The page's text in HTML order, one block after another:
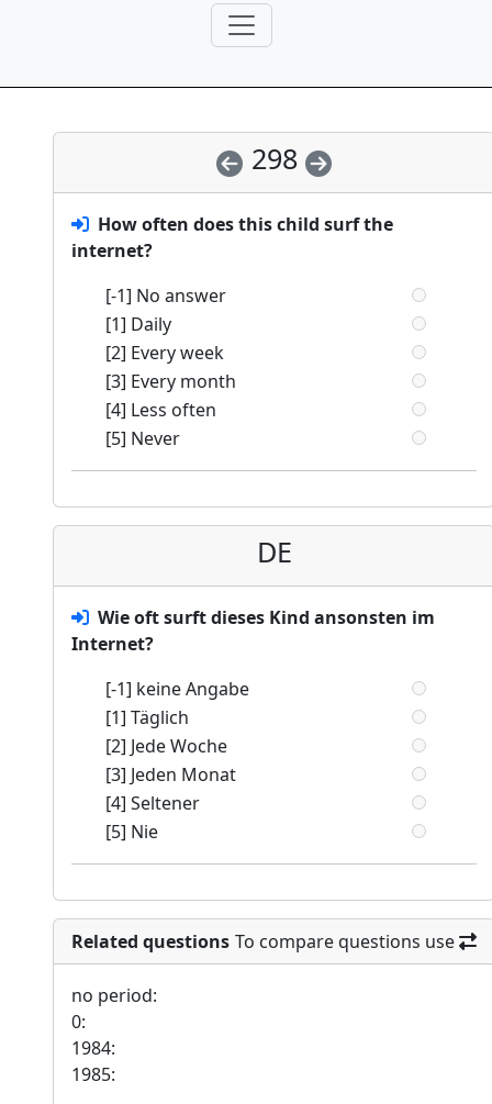
298
How often does this child surf the
internet?
[-1] No answer
[1] Daily
[2] Every week
[3] Every month
[4] Less often
[5] Never
DE
Wie oft surft dieses Kind ansonsten im
Internet?
[-1] keine Angabe
[1] Täglich
[2] Jede Woche
[3] Jeden Monat
[4] Seltener
[5] Nie
Related questions To compare questions use
no period:
0:
1984:
1985: